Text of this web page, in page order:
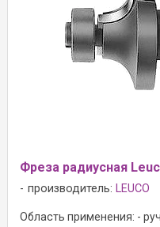
Фреза радиусная
производитель: LEUCO
Область применения: -